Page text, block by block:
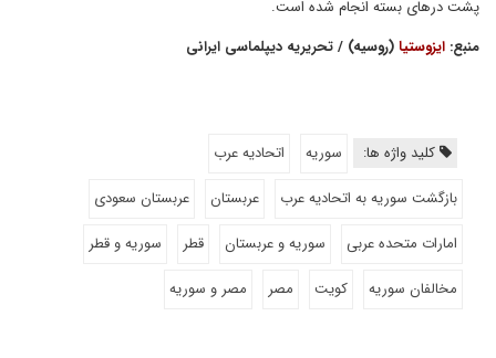
پشت درهای بسته انجام شده است.
منبع: ایزوستیا(روسیه) / تحریریه دیپلماسی ایرانی
کلید واژه ها: سوریه
اتحادیه عرب
بازگشت سوریه به اتحادیه عرب
عربستان
عربستان سعودی
امارات متحده عربی
سوریه و عربستان قطر
سوریه و قطر
مخالفان سوریه
کویت مصر مصر و سوریه